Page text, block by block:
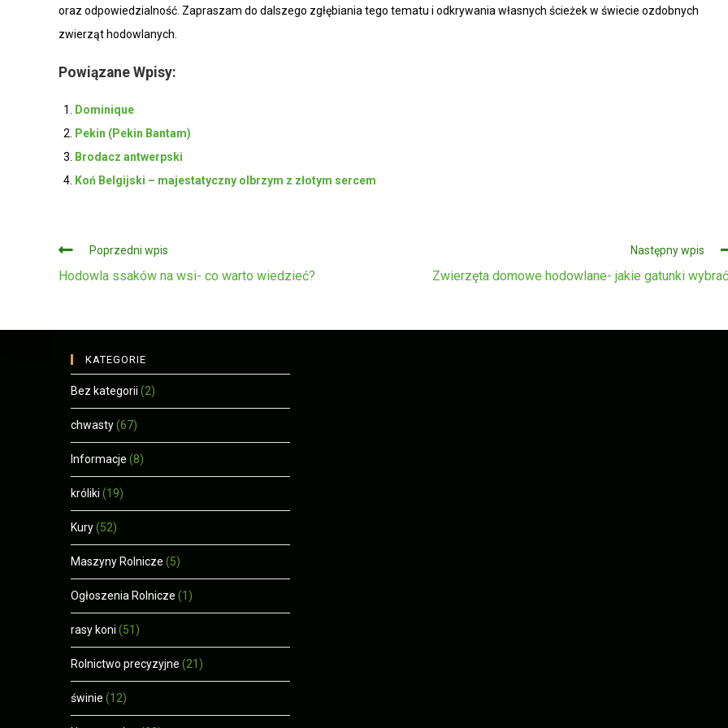
oraz odpowiedzialność. Zapraszam do dalszego zgłębiania tego tematu i odkrywania własnych ścieżek w świecie ozdobnych
zwierząt hodowlanych.
Powiązane Wpisy:
Dominique
Pekin (Pekin Bantam)
Brodacz antwerpski
Koń Belgijski – majestatyczny olbrzym z złotym sercem
Czytaj
dalej
Poprzedni wpis
Hodowla ssaków na wsi- co warto wiedzieć?
Następny wpis
Zwierzęta domowe hodowlane- jakie gatunki
KATEGORIE
Bez kategorii (2)
chwasty(67)
Informacje (8)
króliki (19)
Kury(52)
Maszyny Rolnicze (5)
Ogłoszenia Rolnicze (1)
rasy koni (51)
Rolnictwo precyzyjne (21)
świnie (12)